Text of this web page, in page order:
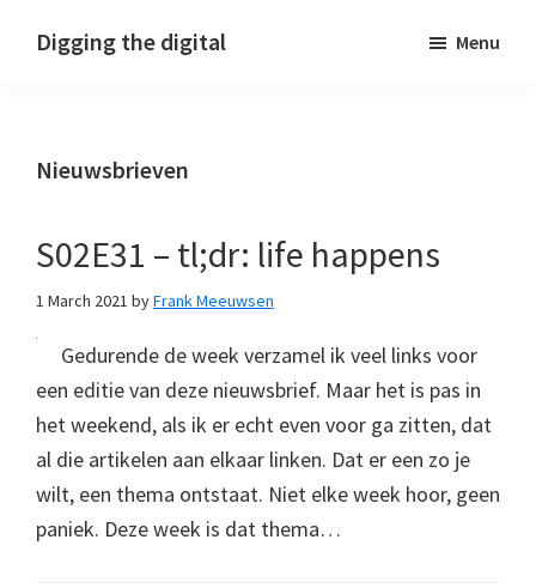
Digging the digital Menu
Nieuwsbrieven
S02E31 – tl;dr: life happens
1 March 2021 byFrank Meeuwsen
Gedurende de week verzamel ik veel links voor
een editie van deze nieuwsbrief. Maar het is pas in
het weekend, als ik er echt even voor ga zitten, dat
al die artikelen aan elkaar linken. Dat er een zo je
wilt, een thema ontstaat. Niet elke week hoor, geen
paniek. Deze week is dat thema…